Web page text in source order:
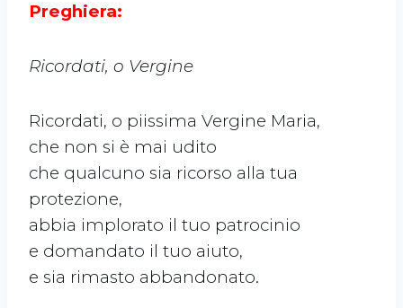
Preghiera:
Ricordati, o Vergine
Ricordati, o piissima Vergine Maria,
che non si è mai udito
che qualcuno sia ricorso alla tua
protezione,
abbia implorato il tuo patrocinio
e domandato il tuo aiuto,
e sia rimasto abbandonato.